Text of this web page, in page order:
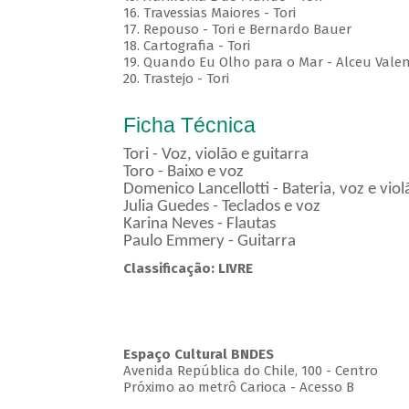
16. Travessias Maiores - Tori
17. Repouso - Tori e Bernardo Bauer
⁠18. Cartografia - Tori
19. Quando Eu Olho para o Mar - Alceu
20. Trastejo - Tori
Ficha Técnica
Tori - Voz, violão e guitarra
Toro - Baixo e voz
Domenico Lancellotti - Bateria, voz e
Julia Guedes - Teclados e voz
Karina Neves - Flautas
Paulo Emmery - Guitarra
Classificação: LIVRE
Espaço Cultural BNDES
Avenida República do Chile, 100 - Centro
Próximo ao metrô Carioca - Acesso B